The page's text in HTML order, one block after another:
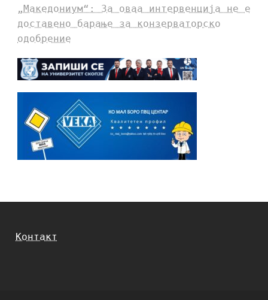
„Македониум“: За оваа интервенција не е
доставено барање за конзерваторско
одобрение
Контакт